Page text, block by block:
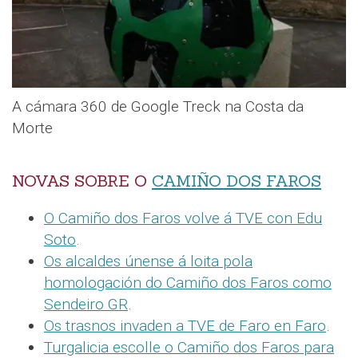
A cámara 360 de Google Treck na Costa da
Morte
NOVAS SOBRE O CAMIÑO DOS FAROS
O Camiño dos Faros volve á TVE con Edu
Soto.
Os alcaldes únense á loita pola
homologación do Camiño dos Faros como
Sendeiro GR.
Os trasnos invaden a TVE de Faro en Faro.
Turgalicia escolle o Camiño dos Faros para